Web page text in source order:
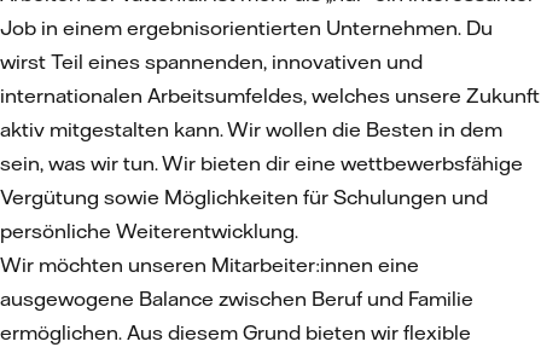
Job in einem ergebnisorientierten Unternehmen. Du
wirst Teil eines spannenden, innovativen und
internationalen Arbeitsumfeldes, welches unsere Zukunft
aktiv mitgestalten kann. Wir wollen die Besten in dem
sein, was wir tun. Wir bieten dir eine wettbewerbsfähige
Vergütung sowie Möglichkeiten für Schulungen und
persönliche Weiterentwicklung.
Wir möchten unseren Mitarbeiter:innen eine
ausgewogene Balance zwischen Beruf und Familie
ermöglichen. Aus diesem Grund bieten wir flexible